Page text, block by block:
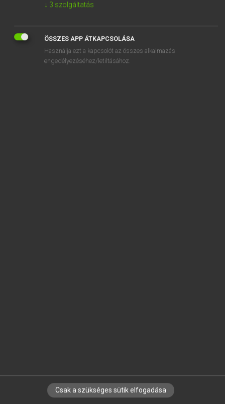
súrlódópofa
surmûris
surnageant
IRATKOZZ FEL HÍRLEVELÜNKRE!
↓ 3 szolgáltatás
ÖSSZES APP ÁTKAPCSOLÁSA
Használja ezt a kapcsolót az összes alkalmazás
engedélyezéséhez/letiltásához.
Csak a szükséges sütik elfogadása